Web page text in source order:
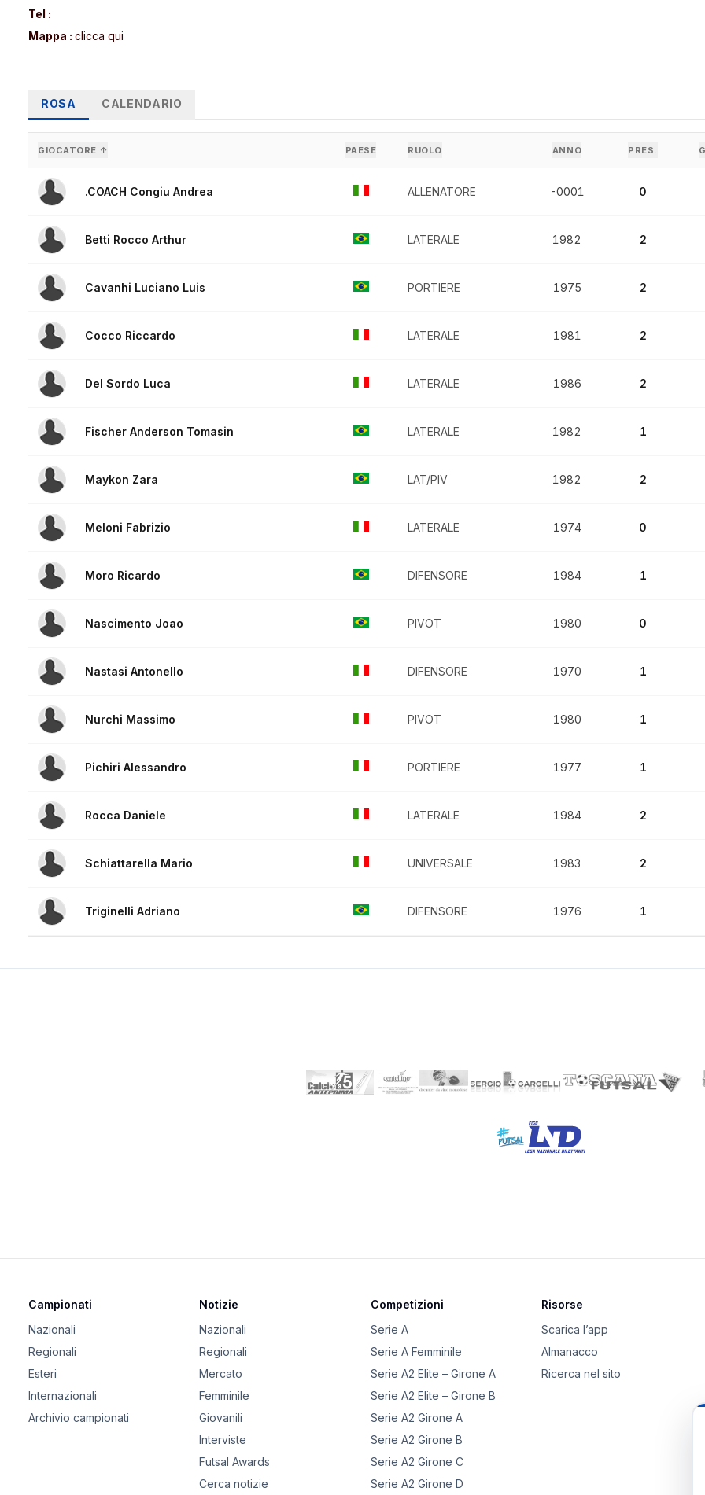
Tel :
Mappa : clicca qui
ROSA CALENDARIO
GIOCATORE ↑ PAESE RUOLO ANNO PRES.
.COACH Congiu Andrea ALLENATORE -0001 0
Betti Rocco Arthur LATERALE 1982 2
Cavanhi Luciano Luis PORTIERE 1975 2
Cocco Riccardo LATERALE 1981 2
Del Sordo Luca LATERALE 1986 2
Fischer Anderson Tomasin LATERALE 1982 1
Maykon Zara LAT/PIV 1982 2
Meloni Fabrizio LATERALE 1974 0
Moro Ricardo DIFENSORE 1984 1
Nascimento Joao PIVOT 1980 0
Nastasi Antonello DIFENSORE 1970 1
Nurchi Massimo PIVOT 1980 1
Pichiri Alessandro PORTIERE 1977 1
Rocca Daniele LATERALE 1984 2
Schiattarella Mario UNIVERSALE 1983 2
Triginelli Adriano DIFENSORE 1976 1
Campionati
Nazionali
Regionali
Esteri
Internazionali
Archivio campionati
Notizie
Nazionali
Regionali
Mercato
Femminile
Giovanili
Interviste
Futsal Awards
Cerca notizie
Competizioni
Serie A
Serie A Femminile
Serie A2 Elite – Girone A
Serie A2 Elite – Girone B
Serie A2 Girone A
Serie A2 Girone B
Serie A2 Girone C
Serie A2 Girone D
Risorse
Scarica l’app
Almanacco
Ricerca nel sito